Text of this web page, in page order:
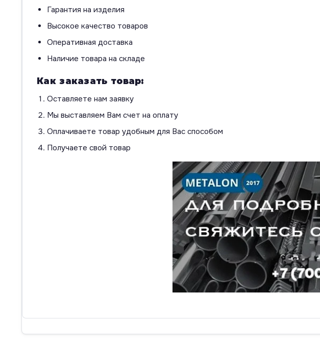
Гарантия на изделия
Высокое качество товаров
Оперативная доставка
Наличие товара на складе
Как заказать товар:
Оставляете нам заявку
Мы выставляем Вам счет на оплату
Оплачиваете товар удобным для Вас способом
Получаете свой товар